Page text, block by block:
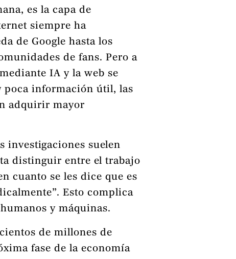
es la capa de
siempre ha
de Google hasta los
de fans. Pero a
IA y la web se
poca información útil, las
adquirir mayor
investigaciones suelen
distinguir entre el trabajo
cuanto se les dice que es
Esto complica
y máquinas.
de millones de
fase de la economía